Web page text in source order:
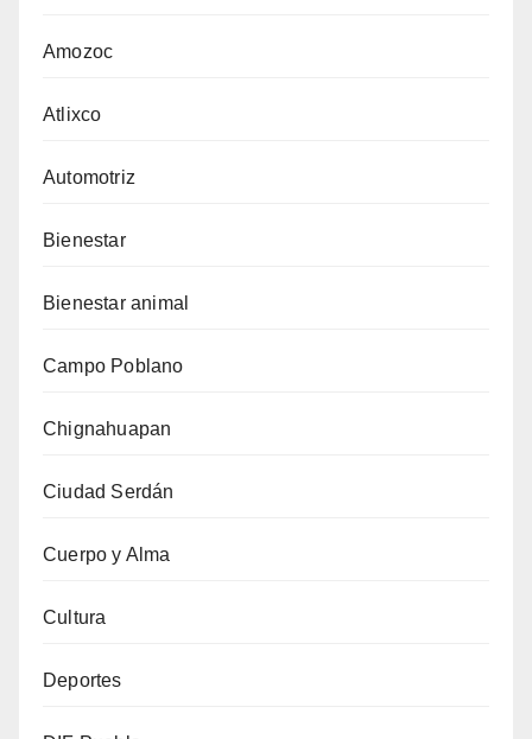
Amozoc
Atlixco
Automotriz
Bienestar
Bienestar animal
Campo Poblano
Chignahuapan
Ciudad Serdán
Cuerpo y Alma
Cultura
Deportes